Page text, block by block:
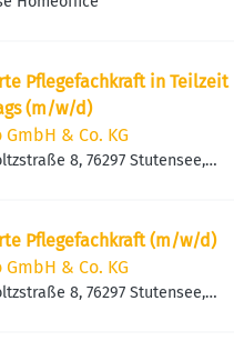
Pflegefachkraft in Teilzeit
(m/w/d)
GmbH & Co. KG
8, 76297 Stutensee,
Pflegefachkraft (m/w/d)
GmbH & Co. KG
8, 76297 Stutensee,